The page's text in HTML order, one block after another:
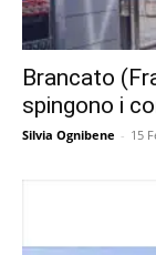
Brancato
spingono i
Silvia Ognibene - 15